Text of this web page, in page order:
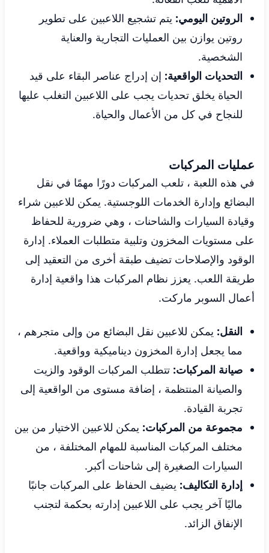
الروتين اليومي: يتم تشجيع اللاعبين على تطوير
روتين يوازن بين العمليات التجارية والعناية
الشخصية.
التحديات الواقعية: إن إدراج عناصر البقاء على قيد
الحياة يخلق تحديات يجب على اللاعبين التغلب عليها
للنجاح في كل من الأعمال والحياة.
عمليات المركبات
في هذه اللعبة ، تلعب المركبات دورًا مهمًا في نقل
البضائع وإدارة الخدمات اللوجستية. يمكن للاعبين شراء
وقيادة السيارات والشاحنات ، وهي ضرورية للحفاظ
على مستويات المخزون وتلبية متطلبات العملاء. إدارة
الوقود والإصلاحات تضيف طبقة أخرى من التعقيد إلى
طريقة اللعب. يعزز نظام المركبات هذا واقعية إدارة
أعمال السوبر ماركت.
النقل: يمكن للاعبين نقل البضائع من وإلى متجرهم ،
مما يجعل إدارة المخزون ديناميكية وواقعية.
صيانة المركبات: تتطلب المركبات الوقود والزيت
والصيانة المنتظمة ، إضافة مستوى من الواقعية إلى
تجربة القيادة.
مجموعة من المركبات: يمكن للاعبين الاختيار من بين
مختلف المركبات المناسبة للمهام المختلفة ، من
السيارات الصغيرة إلى شاحنات أكبر.
إدارة التكاليف: يضيف الحفاظ على المركبات جانبًا
ماليًا آخر يجب على اللاعبين إدارته بحكمة لتجنب
الإنفاق الزائد.